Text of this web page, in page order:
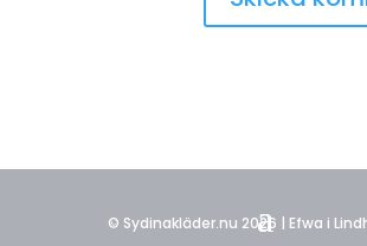
© Sydinakläder.nu 2026 | Efwa i